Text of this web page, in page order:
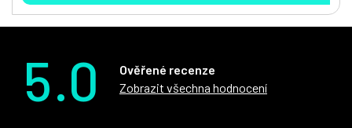
5.0
Ověřené recenze
Zobrazit všechna hodnocení